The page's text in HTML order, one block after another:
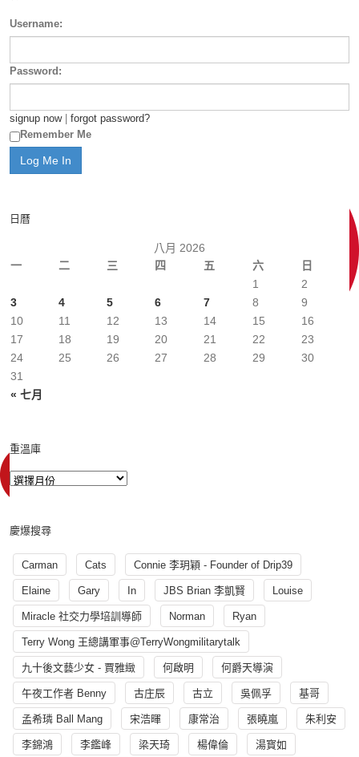
Username:
Password:
signup now| forgot password?
Remember Me
日曆
八月 2026
一
二 三 四 五 六 日
« 七月
1
2
3
4 5 6 7 8
9
10
11 12 13 14 15
16
17
18 19 20 21 22
23
24
25 26 27 28 29
30
31
重溫庫
慶爆搜尋
Carman Cats Connie 李玥穎 - Founder of Drip39
Elaine Gary In JBS Brian 李凱賢 Louise
Miracle 社交力學培訓導師 Norman Ryan
Terry Wong 王總講軍事@TerryWongmilitarytalk
九十後文藝少女 - 賈雅緻 何啟明 何爵天導演
午夜工作者 Benny 古庄辰 古立 吳佩孚 基哥
孟希璘 Ball Mang 宋浩暉 康常治 張曉嵐 朱利安
李錦鴻 李鑑峰 梁天琦 楊偉倫 湯寳如